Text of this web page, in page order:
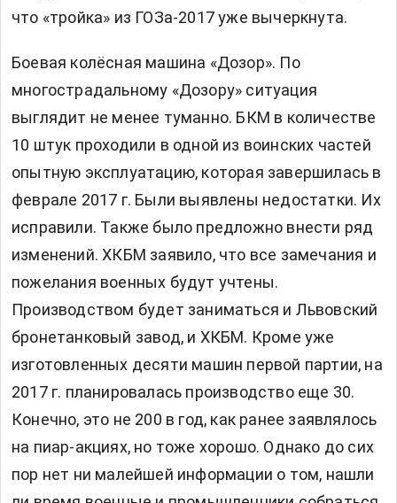
что «тройка» из ГОЗа-2017 уже вычеркнута.
Боевая колёсная машина «Дозор». По
многострадальному «Дозору» ситуация
выглядит не менее туманно. БКМ в количестве
10 штук проходили в одной из воинских частей
опытную эксплуатацию, которая завершилась в
феврале 2017 г. Были выявлены недостатки. Их
исправили. Также было предложно внести ряд
изменений. ХКБМ заявило, что все замечания и
пожелания военных будут учтены.
Производством будет заниматься и Львовский
бронетанковый завод, и ХКБМ. Кроме уже
изготовленных десяти машин первой партии, на
2017 г. планировалась производство еще 30.
Конечно, это не 200 в год, как ранее заявлялось
на пиар-акциях, но тоже хорошо. Однако до сих
пор нет ни малейшей информации о том, нашли